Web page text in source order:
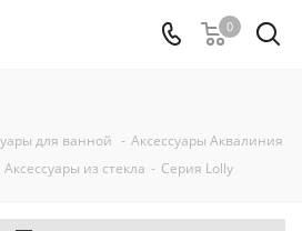
0
для ванной - Аксессуары Аквалиния
Аксессуары из стекла - Серия Lolly